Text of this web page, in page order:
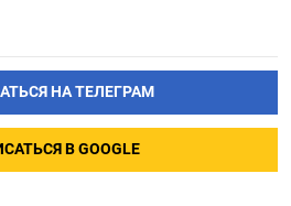
НА ТЕЛЕГРАМ
В GOOGLE